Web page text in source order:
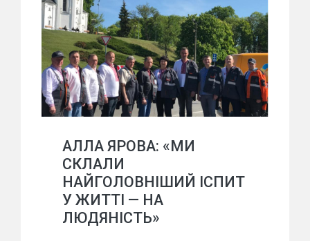
АЛЛА ЯРОВА: «МИ
СКЛАЛИ
НАЙГОЛОВНІШИЙ ІСПИТ
У ЖИТТІ — НА
ЛЮДЯНІСТЬ»